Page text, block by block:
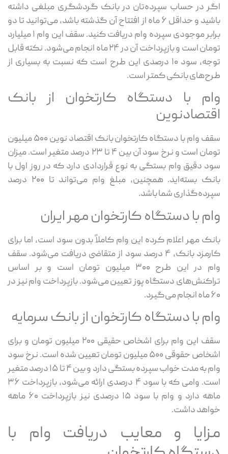
اگر در حساب سپرده‌تان در بانک گردشگری مبلغی داشته
باشید و حداقل ۶ ماه از افتتاح آن گذشته باشد، می‌توانید تا دو
برابر موجودی سپرده وام دریافت کنید. سقف این وام ۱ میلیارد
تومان است و بازپرداخت آن در ۲۴ ماه انجام می‌شود. نکته قابل
توجه، سود ۱۰ درصدی این طرح است که نسبت به بسیاری از
طرح‌های بانکی کمتر است.
وام با دستگاه کارتخوان از بانک
اقتصادنوین
سقف وام با دستگاه کارتخوان بانک اقتصاد نوین ۵۰۰ میلیون
تومان است و نرخ سود آن بین ۴ تا ۲۳ درصد متغیر است. میزان
سود دقیق وام بستگی به نوع قراردادی دارد که در روز اول با
بانک بسته‌اید. همچنین، مبلغ وام می‌تواند تا ۲۰۰ درصد
سپرده‌گذاری شما باشد.
وام با دستگاه کارتخوان مهر ایران
بانک مهر اعلام کرده این وام کاملاً بدون سود است، اما برای
کارمزد بانک، ۴ درصد سود از متقاضی دریافت می‌شود. سقف
وام در این طرح ۳۰۰ میلیون تومان است و بر اساس
تراکنش‌های دستگاه پوز تعیین می‌شود. بازپرداخت وام نیز در
۶۰ ماه انجام می‌گیرد.
وام با دستگاه کارتخوان از بانک سرمایه
سقف این وام برای اشخاص حقیقی ۲۰۰ میلیون تومان و برای
اشخاص حقوقی ۵۰۰ میلیون تومان تعیین شده است. نرخ سود
وام به مدت خواب سپرده بستگی دارد و بین ۴ تا ۱۵ درصد متغیر
است. وامی که با سود ۴ درصدی ارائه می‌شود، بازپرداخت ۳۶
ماهه دارد و وام با سود ۱۵ درصدی نیز بازپرداخت ۶۰ ماهه
خواهد داشت.
مزایا و معایب دریافت وام با